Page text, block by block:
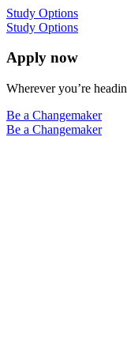
Study Options
Study Options
Apply now
Wherever you’re
Be a Changemaker
Be a Changemaker